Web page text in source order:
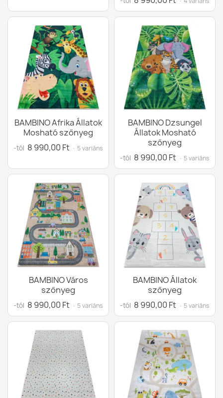
BAMBINO Afrika Állatok
Mosható szőnyeg
-tól 8 990,00 Ft · 5 variáns
BAMBINO Dzsungel
Állatok Mosható
szőnyeg
-tól 8 990,00 Ft · 5 variáns
BAMBINO Város
szőnyeg
-tól 8 990,00 Ft · 5 variáns
BAMBINO Állatok
szőnyeg
-tól 8 990,00 Ft · 5 variáns